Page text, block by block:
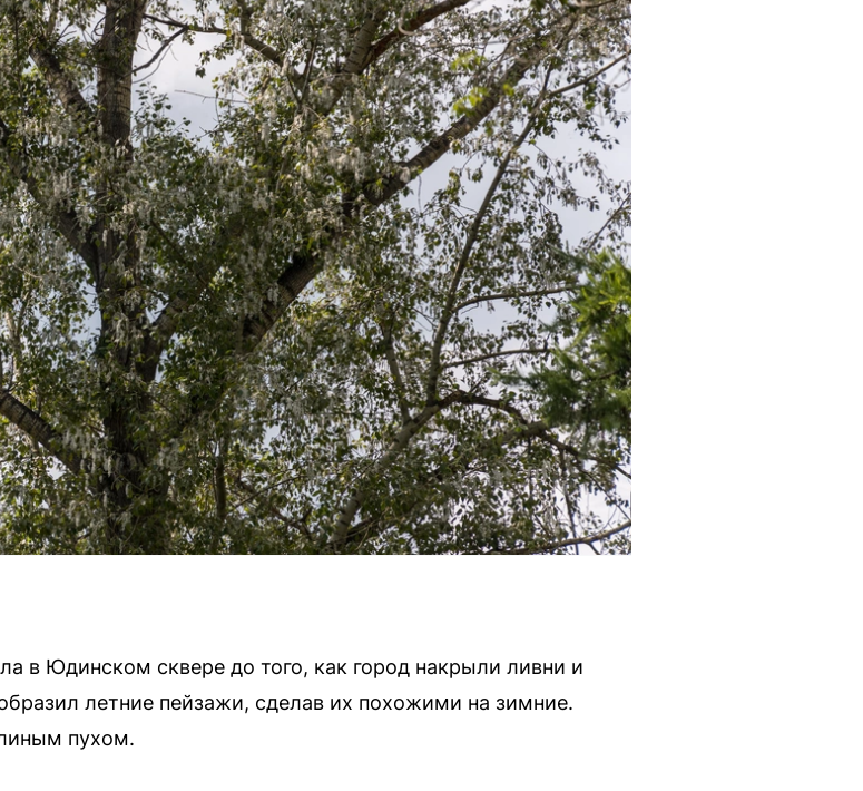
в Юдинском сквере до того, как город накрыли ливни и
летние пейзажи, сделав их похожими на зимние.
пухом.